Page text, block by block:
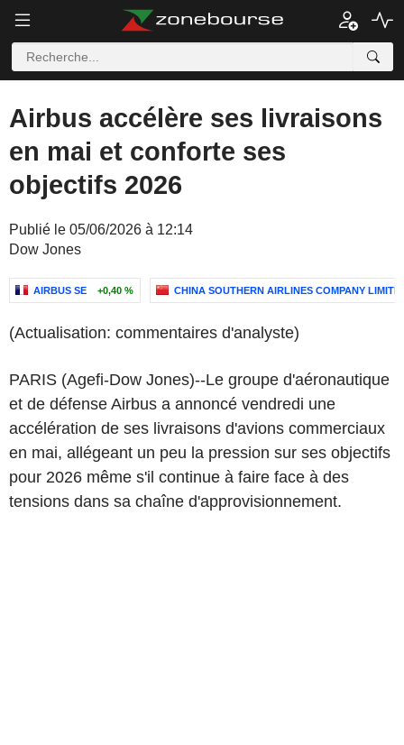
Airbus accélère ses livraisons
en mai et conforte ses
objectifs 2026
Publié le 05/06/2026 à 12:14
Dow Jones
AIRBUS SE +0,40 % CHINA SOUTHERN AIRLINES COMPANY
(Actualisation: commentaires d'analyste)
PARIS (Agefi-Dow Jones)--Le groupe d'aéronautique
et de défense Airbus a annoncé vendredi une
accélération de ses livraisons d'avions commerciaux
en mai, allégeant un peu la pression sur ses objectifs
pour 2026 même s'il continue à faire face à des
tensions dans sa chaîne d'approvisionnement.